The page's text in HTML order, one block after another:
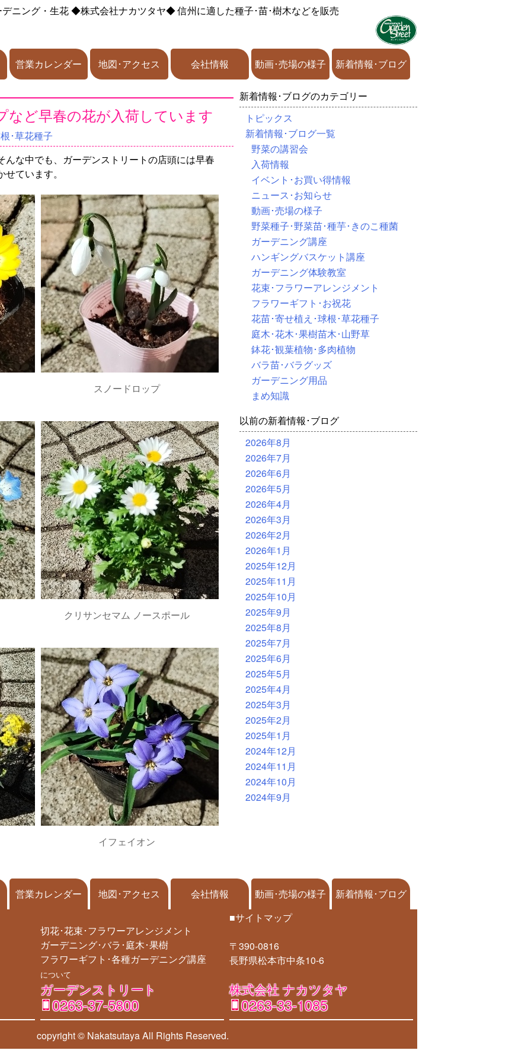
ニング・生花◆株式会社ナカツタヤ◆信州に適した種子･苗･樹木などを販売
営業カレンダー 地図･アクセス 会社情報 動画･売場の様子 新着情報･ブログ
など早春の花が入荷しています
･草花種子
な中でも、ガーデンストリートの店頭には早春
ています。
スノードロップ
クリサンセマム ノースポール
イフェイオン
新着情報･ブログのカテゴリー
トピックス
新着情報･ブログ一覧
野菜の講習会
入荷情報
イベント･お買い得情報
ニュース･お知らせ
動画･売場の様子
野菜種子･野菜苗･種芋･きのこ種菌
ガーデニング講座
ハンギングバスケット講座
ガーデニング体験教室
花束･フラワーアレンジメント
フラワーギフト･お祝花
花苗･寄せ植え･球根･草花種子
庭木･花木･果樹苗木･山野草
鉢花･観葉植物･多肉植物
バラ苗･バラグッズ
ガーデニング用品
まめ知識
以前の新着情報･ブログ
2026年8月
2026年7月
2026年6月
2026年5月
2026年4月
2026年3月
2026年2月
2026年1月
2025年12月
2025年11月
2025年10月
2025年9月
2025年8月
2025年7月
2025年6月
2025年5月
2025年4月
2025年3月
2025年2月
2025年1月
2024年12月
2024年11月
2024年10月
2024年9月
営業カレンダー 地図･アクセス 会社情報 動画･売場の様子 新着情報･ブログ
切花･花束･フラワーアレンジメント
ガーデニング･バラ･庭木･果樹
フラワーギフト･各種ガーデニング講座
について
ガーデンストリート
0263-37-5800
■サイトマップ
〒390-0816
長野県松本市中条10-6
株式会社 ナカツタヤ
0263-33-1085
copyright © NakatsutayaAll Rights Reserved.